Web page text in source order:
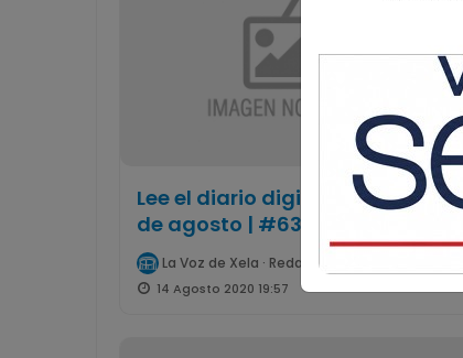
Lee el diario digital del viernes
de agosto | #635
La Voz de Xela · Redacción
14 Agosto 2020 19:57